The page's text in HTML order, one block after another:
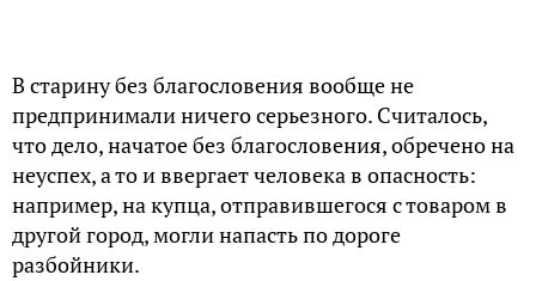
В старину без благословения вообще не
предпринимали ничего серьезного. Cчиталось,
что дело, начатое без благословения, обречено на
неуспех, а то и ввергает человека в опасность:
например, на купца, отправившегося с товаром в
другой город, могли напасть по дороге
разбойники.